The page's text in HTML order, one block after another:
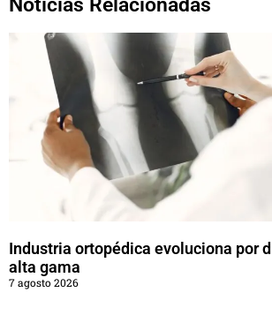
Noticias Relacionadas
Industria ortopédica evoluciona por
alta gama
7 agosto 2026